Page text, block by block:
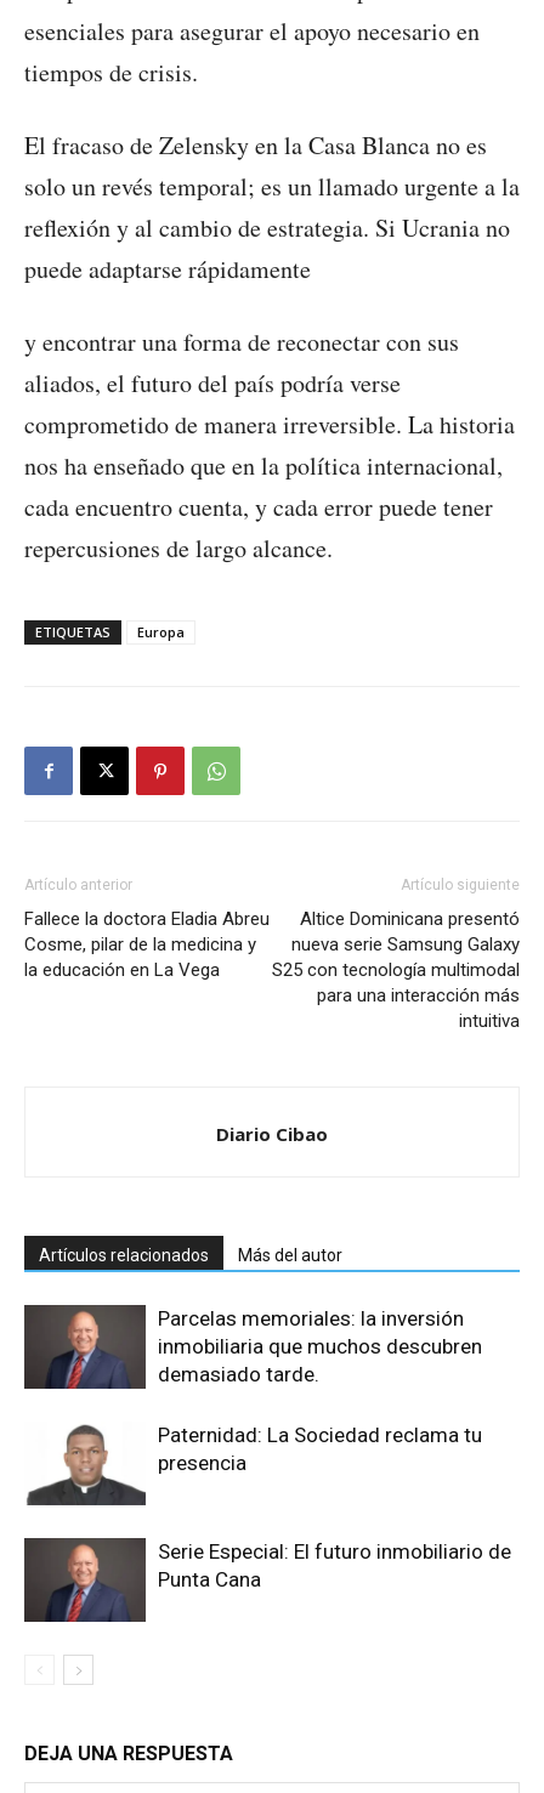
esenciales para asegurar el apoyo necesario en
tiempos de crisis.
El fracaso de Zelensky en la Casa Blanca no es
solo un revés temporal; es un llamado urgente a la
reflexión y al cambio de estrategia. Si Ucrania no
puede adaptarse rápidamente
y encontrar una forma de reconectar con sus
aliados, el futuro del país podría verse
comprometido de manera irreversible. La historia
nos ha enseñado que en la política internacional,
cada encuentro cuenta, y cada error puede tener
repercusiones de largo alcance.
ETIQUETAS Europa
Artículo anterior
Fallece la doctora Eladia Abreu
Cosme, pilar de la medicina y
la educación en La Vega
Artículo siguiente
Altice Dominicana presentó
nueva serie Samsung Galaxy
S25 con tecnología multimodal
para una interacción más
intuitiva
Diario Cibao
Artículos relacionados Más del autor
Parcelas memoriales: la inversión
inmobiliaria que muchos descubren
demasiado tarde.
Paternidad: La Sociedad reclama tu
presencia
Serie Especial: El futuro inmobiliario de
Punta Cana
DEJA UNA RESPUESTA